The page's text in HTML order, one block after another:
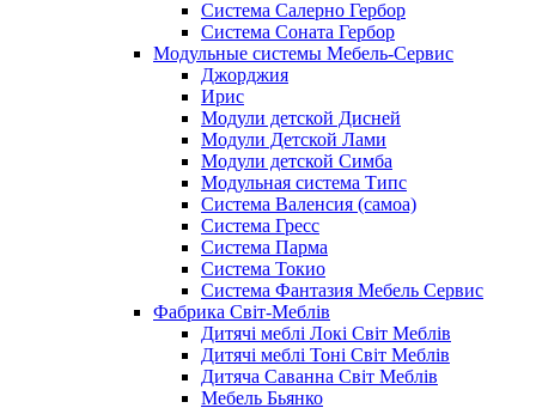
Система Салерно Гербор
Система Соната Гербор
Модульные системы Мебель-Сервис
Джорджия
Ирис
Модули детской Дисней
Модули Детской Лами
Модули детской Симба
Модульная система Типс
Система Валенсия (самоа)
Система Гресс
Система Парма
Система Токио
Система Фантазия Мебель Сервис
Фабрика Світ-Меблів
Дитячі меблі Локі Світ Меблів
Дитячі меблі Тоні Світ Меблів
Дитяча Саванна Світ Меблів
Мебель Бьянко